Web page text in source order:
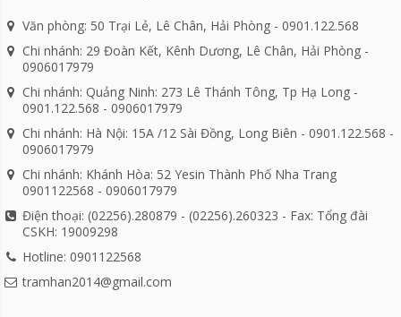
Văn phòng: 50 Trại Lẻ, Lê Chân, Hải Phòng - 0901.122.568
Chi nhánh: 29 Đoàn Kết, Kênh Dương, Lê Chân, Hải Phòng -
0906017979
Chi nhánh: Quảng Ninh: 273 Lê Thánh Tông, Tp Hạ Long -
0901.122.568 - 0906017979
Chi nhánh: Hà Nội: 15A /12 Sài Đồng, Long Biên - 0901.122.568 -
0906017979
Chi nhánh: Khánh Hòa: 52 Yesin Thành Phố Nha Trang
0901122568 - 0906017979
Điện thoại: (02256).280879 - (02256).260323 - Fax: Tổng đài
CSKH: 19009298
Hotline: 0901122568
tramhan2014@gmail.com